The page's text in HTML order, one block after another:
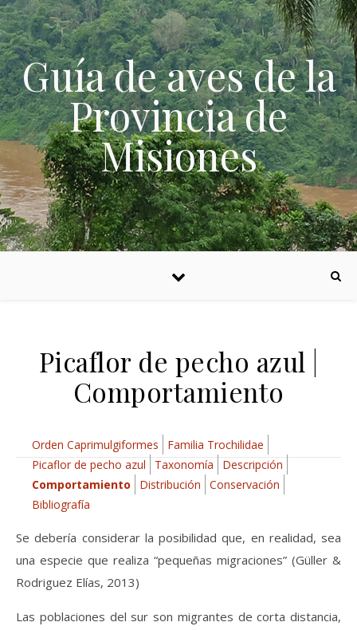
Skip to content
Guía de aves de la
Provincia de
Misiones
Picaflor de pecho azul |
Comportamiento
Orden Caprimulgiformes
Familia Trochilidae
Picaflor de pecho azul
Taxonomía
Descripción
Comportamiento
Distribución
Conservación
Bibliografía
Se debería considerar la posibilidad que, en realidad, sea
una especie que realiza “pequeñas migraciones” (Güller &
Rodriguez Elías, 2013)
Las poblaciones del sur son migrantes de corta distancia,